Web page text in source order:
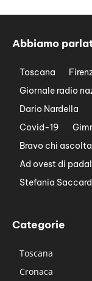
Abbiamo
Toscana
Giornale radio
Dario Nardella
Covid-19
Bravo chi ascolta
Ad ovest di
Stefania
Categorie
Toscana
Cronaca